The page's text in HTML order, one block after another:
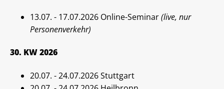
13.07. - 17.07.2026 Online-Seminar(live, nur
Personenverkehr)
30. KW 2026
20.07. - 24.07.2026 Stuttgart